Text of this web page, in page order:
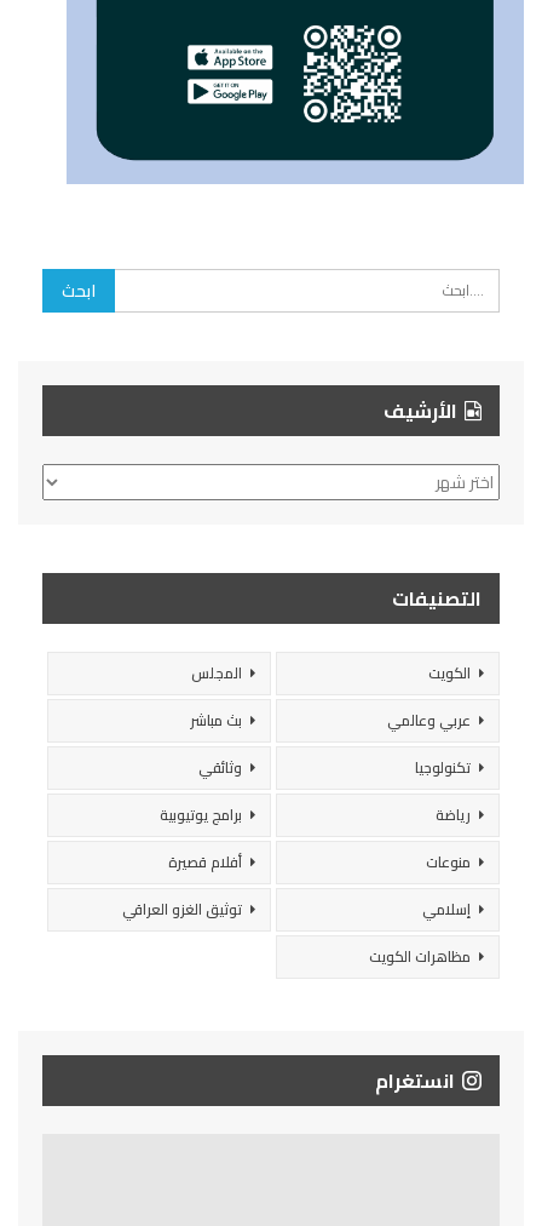
الأرشيف
الأرشيف
التصنيفات
الكويت
المجلس
عربي وعالمي
بث مباشر
تكنولوجيا
وثائقي
رياضة
برامج يوتيوبية
منوعات
أفلام قصيرة
إسلامي
توثيق الغزو العراقي
مظاهرات الكويت
انستغرام